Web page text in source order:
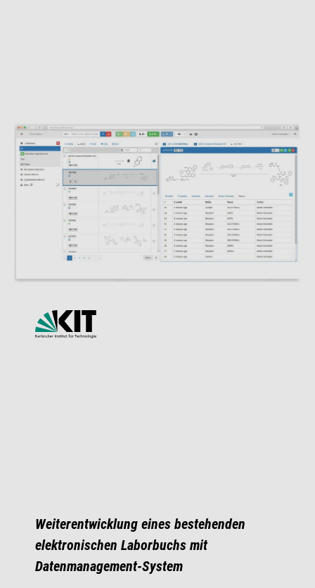
Weiterentwicklung eines bestehenden
elektronischen Laborbuchs mit
Datenmanagement-System